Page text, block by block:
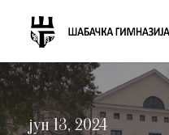
јун 13, 2024